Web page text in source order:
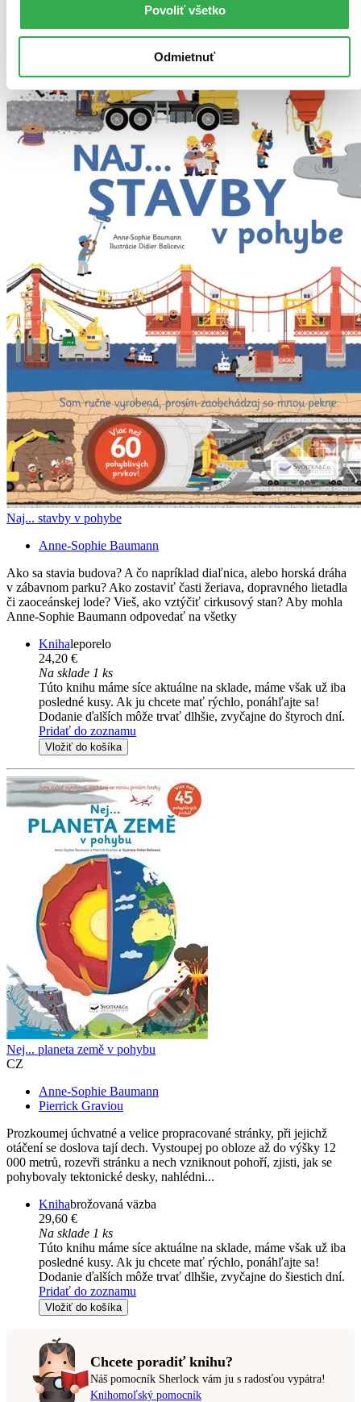
Povoliť všetko
Odmietnuť
Naj... stavby v pohybe
Anne-Sophie Baumann
Ako sa stavia budova? A čo napríklad diaľnica, alebo horská dráha
v zábavnom parku? Ako zostaviť časti žeriava, dopravného lietadla
či zaoceánskej lode? Vieš, ako vztýčiť cirkusový stan? Aby mohla
Anne-Sophie Baumann odpovedať na všetky
Knihaleporelo
24,20 €
Na sklade 1 ks
Túto knihu máme síce aktuálne na sklade, máme však už iba
posledné kusy. Ak ju chcete mať rýchlo, ponáhľajte sa!
Dodanie ďalších môže trvať dlhšie, zvyčajne do štyroch dní.
Pridať do zoznamu
Vložiť do košíka
Nej... planeta země v pohybu
CZ
Anne-Sophie Baumann
Pierrick Graviou
Prozkoumej úchvatné a velice propracované stránky, při jejichž
otáčení se doslova tají dech. Vystoupej po obloze až do výšky 12
000 metrů, rozevři stránku a nech vzniknout pohoří, zjisti, jak se
pohybovaly tektonické desky, nahlédni...
Knihabrožovaná väzba
29,60 €
Na sklade 1 ks
Túto knihu máme síce aktuálne na sklade, máme však už iba
posledné kusy. Ak ju chcete mať rýchlo, ponáhľajte sa!
Dodanie ďalších môže trvať dlhšie, zvyčajne do šiestich dní.
Pridať do zoznamu
Vložiť do košíka
Chcete poradiť knihu?
Náš pomocník Sherlock vám ju s radosťou vypátra!
Knihomoľský pomocník